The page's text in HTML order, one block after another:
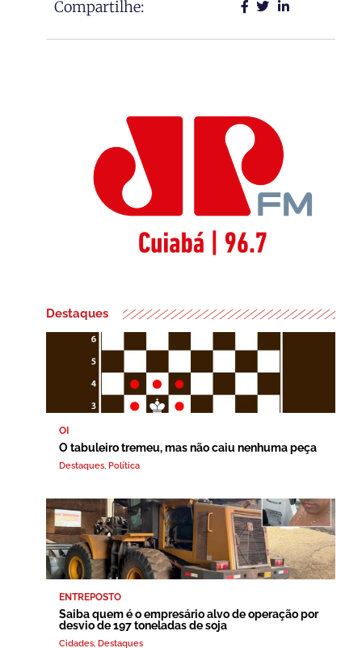
Compartilhe:
Destaques
OI
O tabuleiro tremeu, mas não caiu nenhuma peça
Destaques, Política
ENTREPOSTO
Saiba quem é o empresário alvo de operação por
desvio de 197 toneladas de soja
Cidades, Destaques